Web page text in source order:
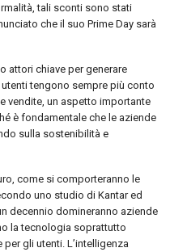
tali sconti sono stati
che il suo Prime Day sarà
attori chiave per generare
tengono sempre più conto
vendite, un aspetto importante
è fondamentale che le aziende
sulla sostenibilità e
come si comporteranno le
uno studio di Kantar ed
decennio domineranno aziende
la tecnologia soprattutto
gli utenti. L’intelligenza